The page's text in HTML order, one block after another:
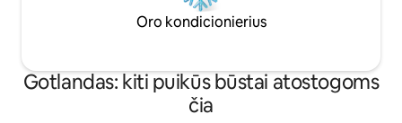
Oro kondicionierius
Gotlandas: kiti puikūs būstai atostogoms
čia